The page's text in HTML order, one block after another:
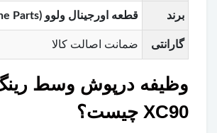
برند قطعه اورجینال ولوو (Volvo Genuine Parts)
گارانتی ضمانت اصالت کالا
وظیفه درپوش وسط
XC90 چیست؟